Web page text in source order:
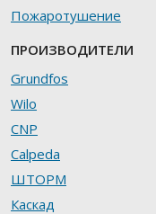
Пожаротушение
ПРОИЗВОДИТЕЛИ
Grundfos
Wilo
CNP
Calpeda
ШТОРМ
Каскад